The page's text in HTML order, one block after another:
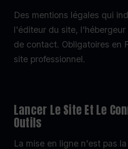
Des mentions légales qui
l'éditeur du site,
de contact. Obligatoires en
site professionnel.
Lancer Le Site Et Le
Outils
La mise en ligne n'est pas